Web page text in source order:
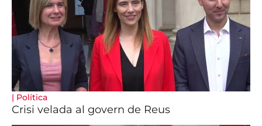
| Política
Crisi velada al govern de Reus